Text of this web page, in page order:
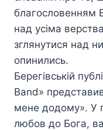
благословенням
над усіма
зглянутися над
опинились.
Берегівській
Band»
мене додому». У
любов до Бога,